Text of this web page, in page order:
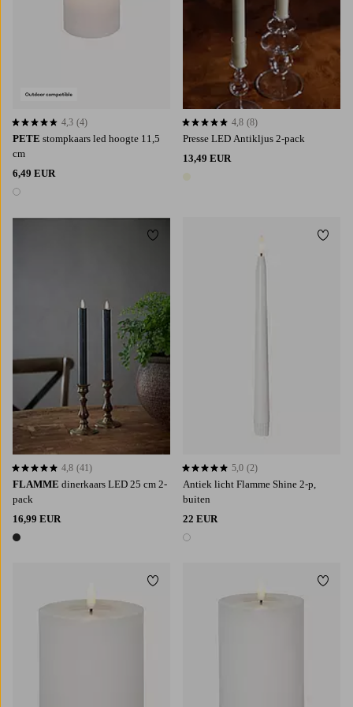
PETE stompkaars led hoogte 11,5
cm
6,49 EUR
1 kleur
4,3 op basis van 4 beoordelingen
4,3 (4)
Presse LED Antikljus 2-pack
13,49 EUR
4,8 op basis van 8 beoordelingen
4,8 (8)
FLAMME dinerkaars LED 25 cm 2-
pack
16,99 EUR
1 kleur
4,8 op basis van 41 beoordelingen
4,8 (41)
Toevoegen aan favorieten
Antiek licht Flamme Shine 2-p,
buiten
22 EUR
1 kleur
5,0 op basis van 2 beoordelingen
5,0 (2)
Toevoegen aan favorieten